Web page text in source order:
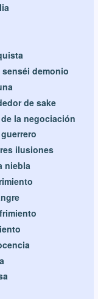
demonio
de sake
la negociación
ilusiones
niebla